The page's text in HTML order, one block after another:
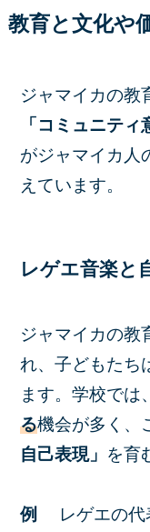
教育と文化や
ジャマイカの教
「コミュニティ
がジャマイカ人
えています。
レゲエ音楽と
ジャマイカの教
れ、子どもたち
ます。学校では
る機会が多く、
自己表現」 を育
例
レゲエの